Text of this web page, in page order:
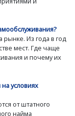
Из года в год
мест. Где чаще
и почему их
условиях
от штатного
найма